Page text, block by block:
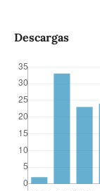
Descargas